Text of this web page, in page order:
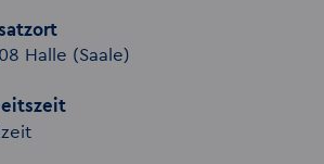
Halle (Saale)